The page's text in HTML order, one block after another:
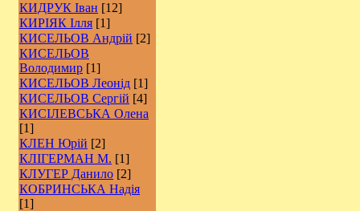
КИДРУК Іван [12]
КИРІЯК Ілля [1]
КИСЕЛЬОВ Андрій [2]
КИСЕЛЬОВ
Володимир [1]
КИСЕЛЬОВ Леонід [1]
КИСЕЛЬОВ Сергій [4]
КИСІЛЕВСЬКА Олена
[1]
КЛЕН Юрій [2]
КЛІГЕРМАН М. [1]
КЛУГЕР Данило [2]
КОБРИНСЬКА Надія
[1]